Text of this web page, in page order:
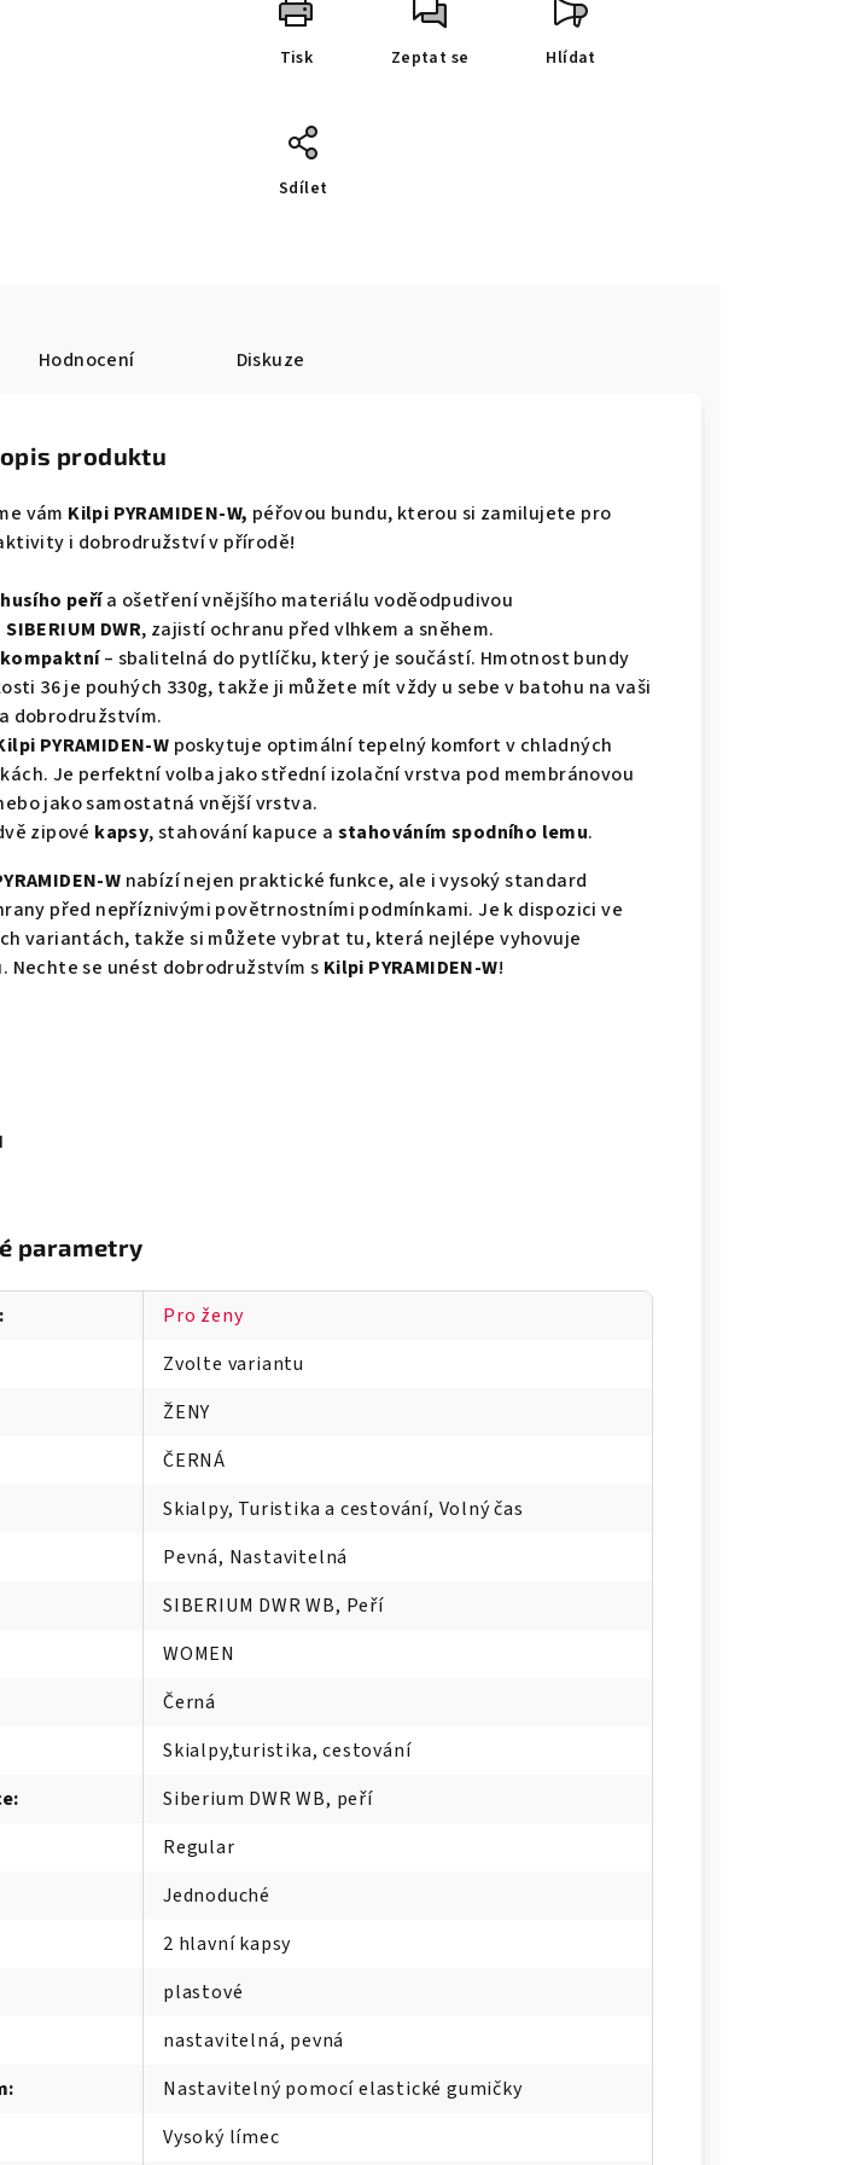
Tisk Zeptat se Hlídat
Sdílet
Hodnocení Diskuze
produktu
vám Kilpi PYRAMIDEN-W, péřovou bundu, kterou si zamilujete pro
i dobrodružství v přírodě!
husího peřía ošetření vnějšího materiálu voděodpudivou
SIBERIUM DWR, zajistí ochranu před vlhkem a sněhem.
– sbalitelná do pytlíčku, který je součástí. Hmotnost bundy
36 je pouhých 330g, takže ji můžete mít vždy u sebe v batohu na vaši
dobrodružstvím.
PYRAMIDEN-W poskytuje optimální tepelný komfort v chladných
Je perfektní volba jako střední izolační vrstva pod membránovou
jako samostatná vnější vrstva.
zipové kapsy, stahování kapuce a stahováním spodního lemu.
W nabízí nejen praktické funkce, ale i vysoký standard
před nepříznivými povětrnostními podmínkami. Je k dispozici ve
variantách, takže si můžete vybrat tu, která nejlépe vyhovuje
Nechte se unést dobrodružstvím s Kilpi PYRAMIDEN-W!
parametry
:
Pro ženy
Zvolte variantu
ŽENY
ČERNÁ
Skialpy, Turistika a cestování, Volný čas
Pevná, Nastavitelná
SIBERIUM DWR WB, Peří
WOMEN
Černá
Skialpy,turistika, cestování
:
Siberium DWR WB, peří
Regular
Jednoduché
2 hlavní kapsy
plastové
nastavitelná, pevná
:
Nastavitelný pomocí elastické gumičky
Vysoký límec